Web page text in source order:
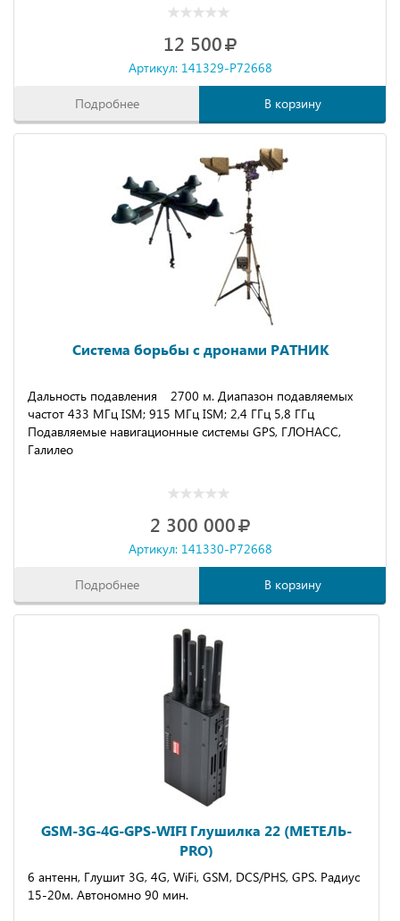
12 500
Артикул: 141329-P72668
Подробнее В корзину
Cистема борьбы с дронами РАТНИК
Дальность подавления
2700 м. Диапазон подавляемых
частот 433 МГц ISM; 915 МГц ISM; 2,4 ГГц 5,8 ГГц
Подавляемые навигационные системы GPS, ГЛОНАСС,
Галилео
2 300 000
Артикул: 141330-P72668
Подробнее В корзину
GSM-3G-4G-GPS-WIFI Глушилка 22 (МЕТЕЛЬ-
PRO)
6 антенн, Глушит 3G, 4G, WiFi, GSM, DCS/PHS, GPS. Радиус
15-20м. Автономно 90 мин.